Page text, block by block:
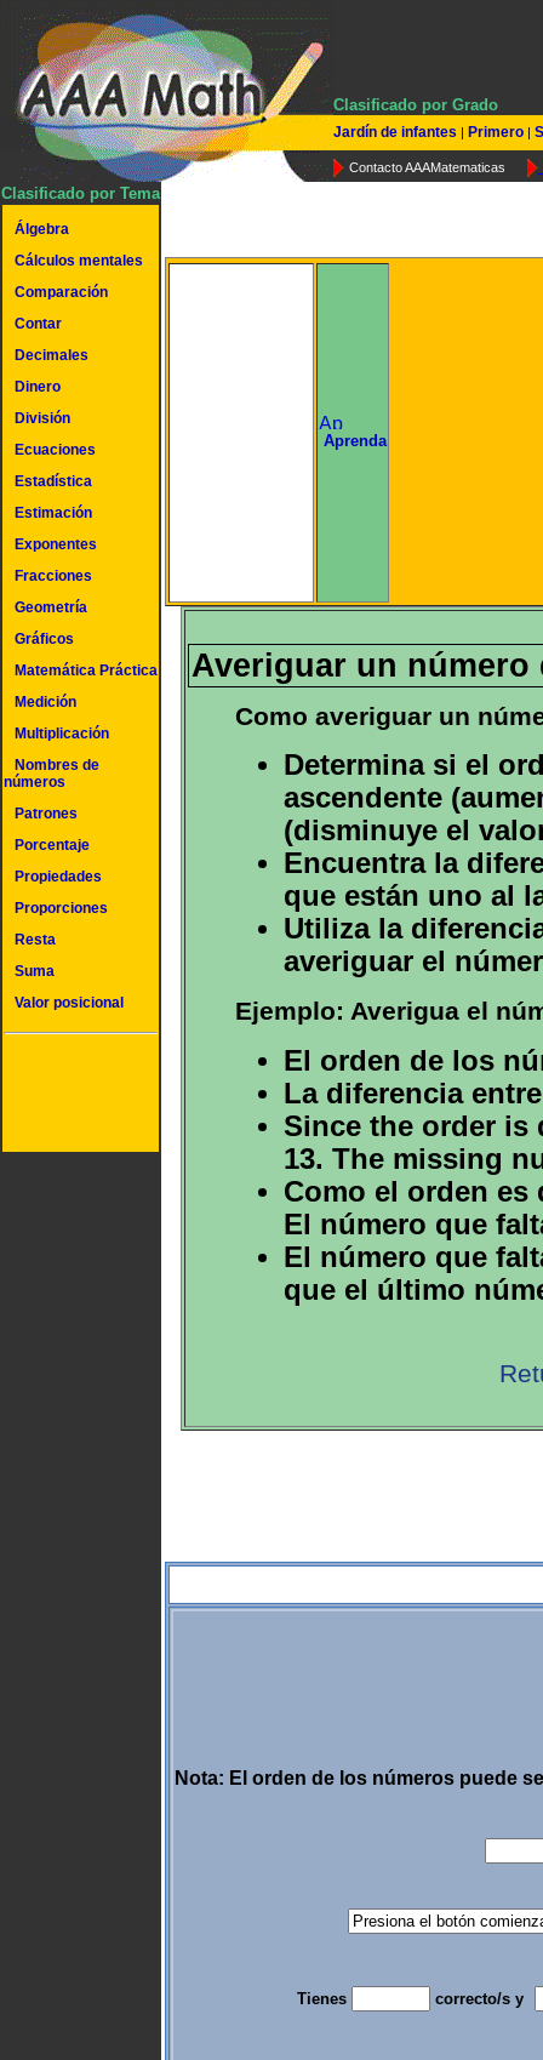
Clasificado por Grado
Jardín de infantes | Primero |
Contacto AAAMatematicas
Clasificado por Tema
Álgebra
Cálculos mentales
Comparación
Contar
Decimales
Dinero
División
Ecuaciones
Estadística
Estimación
Exponentes
Fracciones
Geometría
Gráficos
Matemática Práctica
Medición
Multiplicación
Nombres de
números
Patrones
Porcentaje
Propiedades
Proporciones
Resta
Suma
Valor posicional
Aprenda
Averiguar un número
Como averiguar un
Determina si el
ascendente
(disminuye el
Encuentra la
que están uno al
Utiliza la
averiguar el
Ejemplo: Averigua el
El orden de los
La diferencia
Since the order is
13. The missing
Como el orden es
El número que
El número que
que el último
Nota: El orden de los números puede
Tienes correcto/s y